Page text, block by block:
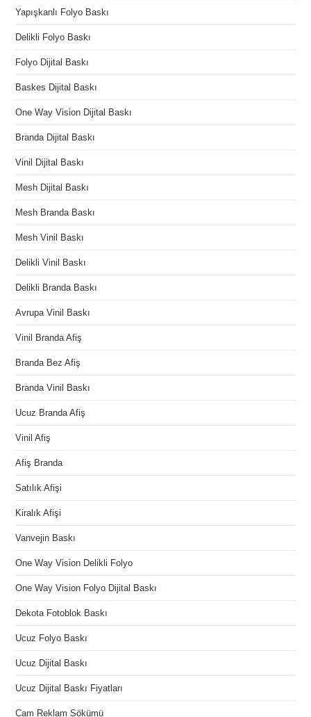
Yapışkanlı Folyo Baskı
Delikli Folyo Baskı
Folyo Dijital Baskı
Baskes Dijital Baskı
One Way Vision Dijital Baskı
Branda Dijital Baskı
Vinil Dijital Baskı
Mesh Dijital Baskı
Mesh Branda Baskı
Mesh Vinil Baskı
Delikli Vinil Baskı
Delikli Branda Baskı
Avrupa Vinil Baskı
Vinil Branda Afiş
Branda Bez Afiş
Branda Vinil Baskı
Ucuz Branda Afiş
Vinil Afiş
Afiş Branda
Satılık Afişi
Kiralık Afişi
Vanvejin Baskı
One Way Vision Delikli Folyo
One Way Vision Folyo Dijital Baskı
Dekota Fotoblok Baskı
Ucuz Folyo Baskı
Ucuz Dijital Baskı
Ucuz Dijital Baskı Fiyatları
Cam Reklam Sökümü